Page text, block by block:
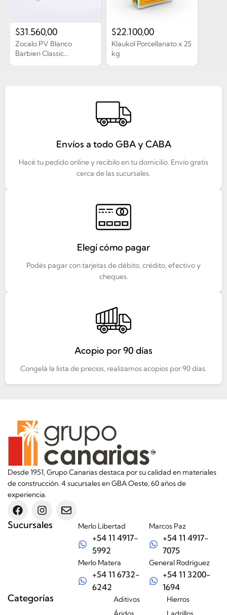
Zocalo PV Blanco
Barbieri Classic...
$31.560,00
Klaukol Porcellanato x 25
kg
$22.100,00
Envíos a todo GBA y CABA
Hacé tu pedido online y recibilo en tu domicilio. Envío gratis
cerca de las sucursales.
Elegí cómo pagar
Podés pagar con tarjetas de débito, crédito, efectivo y
cheques.
Acopio por 90 días
Congelá la lista de precios, realizamos acopios por 90 días.
Desde 1951, Grupo Canarias destaca por su calidad en materiales
de construcción. 4 sucursales en GBA Oeste, 60 años de
experiencia.
Sucursales Merlo Libertad
+54 11 4917-
5992
Merlo Matera
+54 11 6732-
6242
Marcos Paz
+54 11 4917-
7075
General Rodríguez
+54 11 3200-
1694
Categorías
Aditivos
Hierros